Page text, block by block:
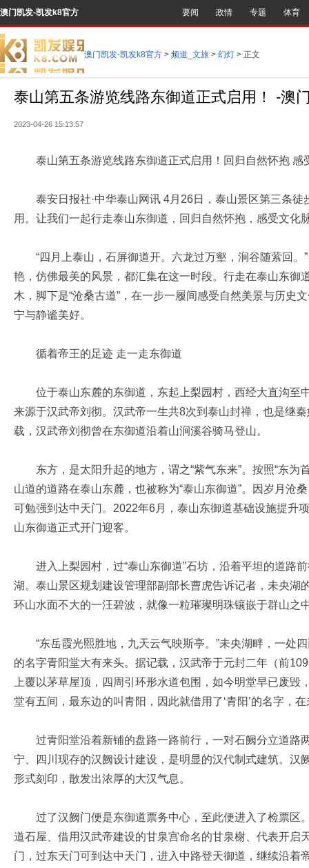
澳门凯发-凯发k8官方 要闻 政情 专题 体育
澳门凯发-凯发k8官方 > 频道_文旅 > 幻灯 > 正文
泰山第五条游览线路东御道正式启用！ -澳
2023-04-26 15:13:57
泰山第五条游览线路东御道正式启用！回归自然怀抱 感
泰安日报社·中华泰山网讯 4月26日，泰山景区第三条
用。让我们一起行走泰山东御道，回归自然怀抱，感受文化
“四月上泰山，石屏御道开。六龙过万壑，涧谷随萦回。
艳，仿佛最美的风景，都汇集在这一时段。行走在泰山东御
木，脚下是“沧桑古道”，在一步一履间感受自然美景与历史
宁与静谧美好。
循着帝王的足迹 走一走东御道
位于泰山东麓的东御道，东起上梨园村，西经大直沟至
来源于汉武帝刘彻。汉武帝一生共8次到泰山封禅，也是继
载，汉武帝刘彻曾在东御道沿着山涧溪谷骑马登山。
东方，是太阳升起的地方，谓之“紫气东来”。按照“东为
山道的道路在泰山东麓，也被称为“泰山东御道”。因岁月沧
可勉强到达中天门。2022年6月，泰山东御道基础设施提升
山东御道正式开门迎客。
进入上梨园村，过“泰山东御道”石坊，沿着平坦的道路
湖。泰山景区规划建设管理部副部长曹虎告诉记者，未央湖
环山水面不大的一汪碧波，就像一粒璀璨明珠镶嵌于群山之
“东岳霞光熙胜地，九天云气映斯亭。”未央湖畔，一处
的名字青阳堂大有来头。据记载，汉武帝于元封二年（前
上覆以茅草屋顶，四周引环形水道包围，如今明堂早已废
堂有五间，最东边的叫青阳，因此就借用了‘青阳’的名字，
过青阳堂沿着新铺的盘路一路前行，一对石阙分立道路
宁、四川现存的汉阙设计建设，是明显的汉代制式建筑。汉
形式刻印，散发出浓厚的大汉气息。
过了汉阙门便是东御道票务中心，至此便进入了检票区
道石屋、借用汉武帝建设的甘泉宫命名的甘泉榭、代表开启
门，过东天门可到达中天门，进入中路登天御道，继续沿着